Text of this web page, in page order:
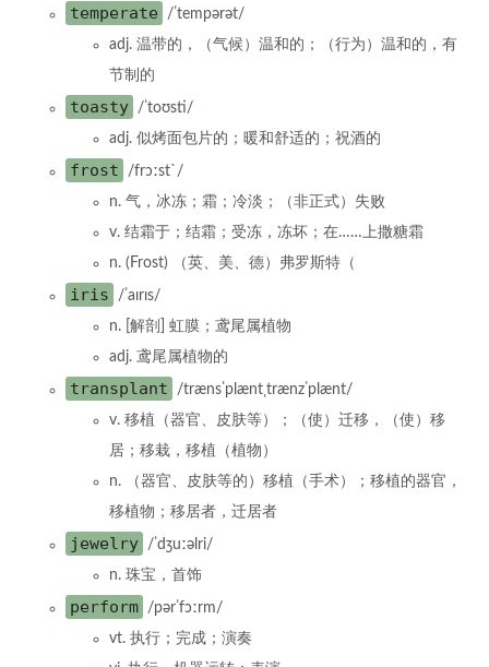
temperate
/ˈtempərət/
adj. 温带的，（气候）温和的；（行为）温和的，有
节制的
toasty
/ˈtoʊsti/
adj. 似烤面包片的；暖和舒适的；祝酒的
frost
/frɔːst`/
n. 气，冰冻；霜；冷淡；（非正式）失败
v. 结霜于；结霜；受冻，冻坏；在……上撒糖霜
n. (Frost) （英、美、德）弗罗斯特（
iris
/ˈaɪrɪs/
n. [解剖] 虹膜；鸢尾属植物
adj. 鸢尾属植物的
transplant
/trænsˈplæntˌtrænzˈplænt/
v. 移植（器官、皮肤等）；（使）迁移，（使）移
居；移栽，移植（植物）
n. （器官、皮肤等的）移植（手术）；移植的器官，
移植物；移居者，迁居者
jewelry
/ˈdʒuːəlri/
n. 珠宝，首饰
perform
/pərˈfɔːrm/
vt. 执行；完成；演奏